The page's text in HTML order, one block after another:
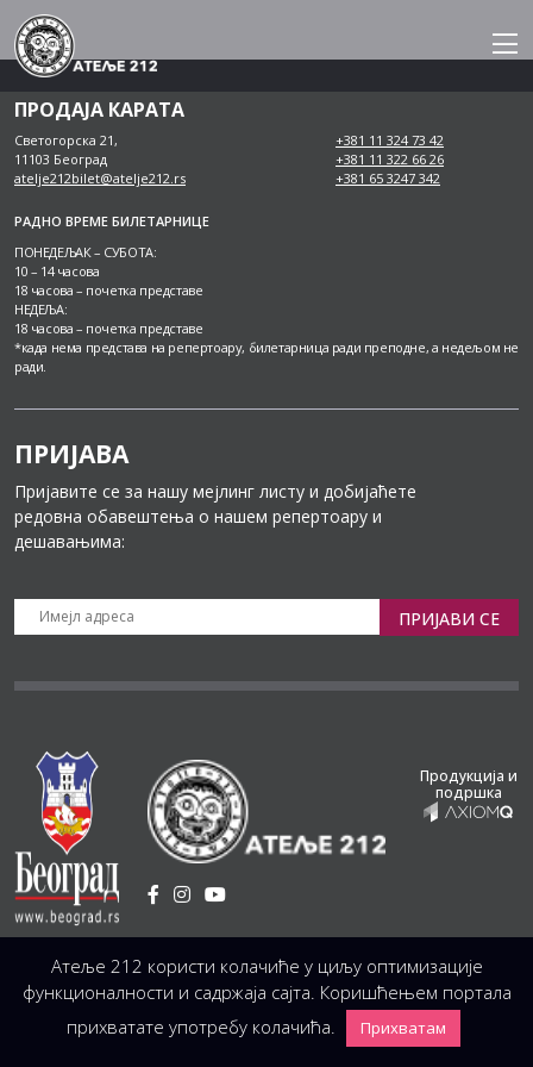
Skip
to
content
ПРОДАЈА КАРАТА
Светогорска 21,
11103 Београд
atelje212bilet@atelje212.rs
+381 11 324 73 42
+381 11 322 66 26
+381 65 3247 342
РАДНО ВРЕМЕ БИЛЕТАРНИЦЕ
ПОНЕДЕЉАК – СУБОТА:
10 – 14 часова
18 часова – почетка представе
НЕДЕЉА:
18 часова – почетка представе
*када нема представа на репертоару, билетарница ради преподне, а недељом не
ради.
ПРИЈАВА
Пријавите се за нашу мејлинг листу и добијаћете
редовна обавештења о нашем репертоару и
дешавањима:
ПРИЈАВИ СЕ
Установа Културе / Светогорска 21, 11103 Београд, Србија
Централа (управа, организација, администрација, рачуноводство, техника)
+381 11 3246 146;
+381 11 3246 147 |office@atelje212.rs
Продукција и
подршка
Сва Права Задржана © 2026 Позориште Атеља 212
Атеље 212 користи колачиће у циљу оптимизације
функционалности и садржаја сајта. Коришћењем портала
прихватате употребу колачића.
Прихватам